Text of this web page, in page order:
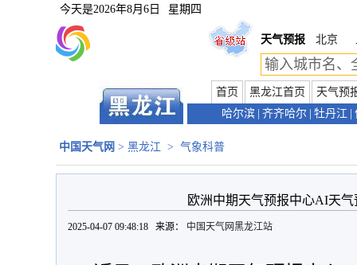
今天是2026年8月6日 星期四
天气预报 北京
首页 黑龙江首页
天气预
哈尔滨 齐齐哈尔 牡丹江
中国天气网 > 黑龙江 > 气象科普
欧洲中期天气预报中心AI天
2025-04-07 09:48:18 来源： 中国天气网黑龙江站